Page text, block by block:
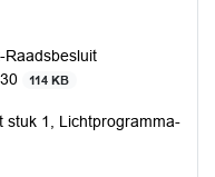
114 KB
stuk 1, Lichtprogramma-